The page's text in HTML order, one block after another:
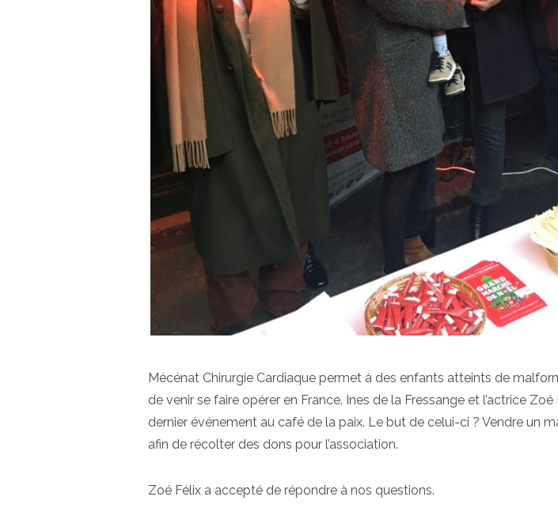
Mécénat Chirurgie Cardiaque permet à des enfants atteints de
de venir se faire opérer en France. Ines de la Fressange et l’actrice
dernier événement au café de la paix. Le but de celui-ci ? Vendre un
afin de récolter des dons pour l’association.
Zoé Félix a accepté de répondre à nos questions.